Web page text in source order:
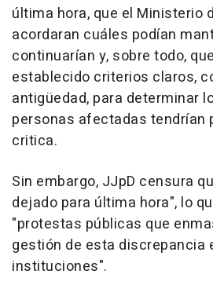
última hora, que el Ministerio
acordaran cuáles podían
continuarían y, sobre todo,
establecido criterios claros,
antigüedad, para determinar
personas afectadas tendrían
critica.
Sin embargo, JJpD censura
dejado para última hora", lo
"protestas públicas que
gestión de esta discrepancia
instituciones".